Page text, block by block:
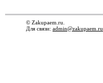
© Zakupaem.ru.
Для связи: admin@zakupaem.ru